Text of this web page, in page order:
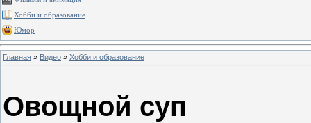
Хобби и образование
Юмор
Главная » Видео » Хобби и образование
Овощной суп